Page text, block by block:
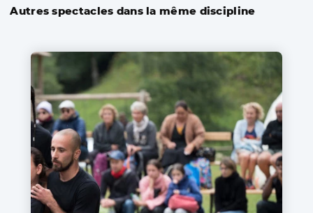
Autres spectacles dans la même discipline